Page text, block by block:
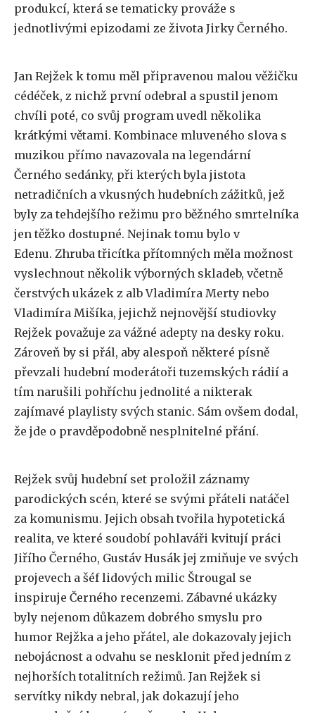
produkcí, která se tematicky prováže s
jednotlivými epizodami ze života Jirky Černého.
Jan Rejžek k tomu měl připravenou malou věžičku
cédéček, z nichž první odebral a spustil jenom
chvíli poté, co svůj program uvedl několika
krátkými větami. Kombinace mluveného slova s
muzikou přímo navazovala na legendární
Černého sedánky, při kterých byla jistota
netradičních a vkusných hudebních zážitků, jež
byly za tehdejšího režimu pro běžného smrtelníka
jen těžko dostupné. Nejinak tomu bylo v
Edenu. Zhruba třicítka přítomných měla možnost
vyslechnout několik výborných skladeb, včetně
čerstvých ukázek z alb Vladimíra Merty nebo
Vladimíra Mišíka, jejichž nejnovější studiovky
Rejžek považuje za vážné adepty na desky roku.
Zároveň by si přál, aby alespoň některé písně
převzali hudební moderátoři tuzemských rádií a
tím narušili pohříchu jednolité a nikterak
zajímavé playlisty svých stanic. Sám ovšem dodal,
že jde o pravděpodobně nesplnitelné přání.
Rejžek svůj hudební set proložil záznamy
parodických scén, které se svými přáteli natáčel
za komunismu. Jejich obsah tvořila hypotetická
realita, ve které soudobí pohlaváři kvitují práci
Jiřího Černého, Gustáv Husák jej zmiňuje ve svých
projevech a šéf lidových milic Štrougal se
inspiruje Černého recenzemi. Zábavné ukázky
byly nejenom důkazem dobrého smyslu pro
humor Rejžka a jeho přátel, ale dokazovaly jejich
nebojácnost a odvahu se nesklonit před jedním z
nejhorších totalitních režimů. Jan Rejžek si
servítky nikdy nebral, jak dokazují jeho